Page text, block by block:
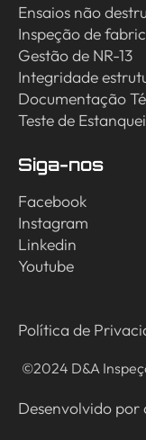
Ensaios não
Inspeção de
Gestão de NR-13
Integridade
Documentação
Teste de
Siga-nos
Facebook
Instagram
Linkedin
Youtube
Política de
©2024 D&A
Desenvolvido por